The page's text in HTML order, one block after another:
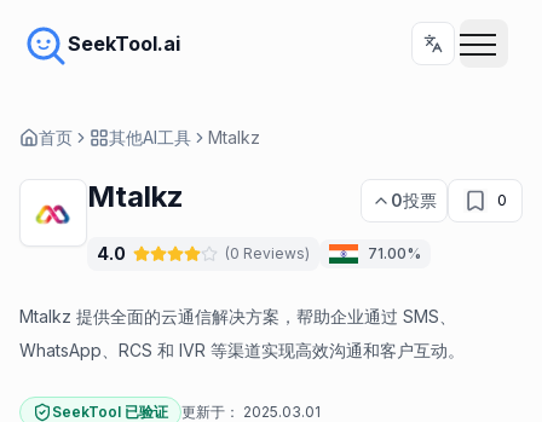
SeekTool.ai
首页 其他AI工具 Mtalkz
Mtalkz 0投票 0
4.0 (0 Reviews) 71.00%
Mtalkz 提供全面的云通信解决方案，帮助企业通过 SMS、
WhatsApp、RCS 和 IVR 等渠道实现高效沟通和客户互动。
SeekTool 已验证 更新于： 2025.03.01